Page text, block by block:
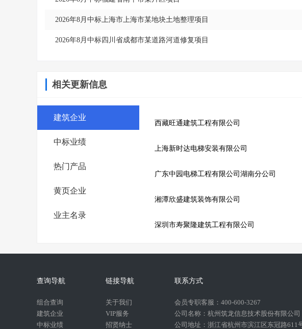
2026年8月中标上海市上海市某地块土地整理项目
2026年8月中标四川省成都市某道路河道修复项目
相关更新信息
建筑企业
中标业绩
热门产品
黄页企业
业主名录
西藏旺通建筑工程有限公司
上海新时达电梯安装有限公司
广东中园电梯工程有限公司湖南分公司
湘潭欣盛建筑装饰有限公司
深圳市寿聚隆建筑工程有限公司
查询导航
组合查询
建筑企业
中标业绩
链接导航
关于我们
VIP服务
招贤纳士
联系方式
会员专职客服：400-600-3267
公司名称：杭州筑龙信息技术股份有限公司
公司地址：浙江省杭州市滨江区东冠路611